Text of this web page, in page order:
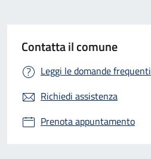
Contatta il comune
Leggi le domande frequenti
Richiedi assistenza
Prenota appuntamento